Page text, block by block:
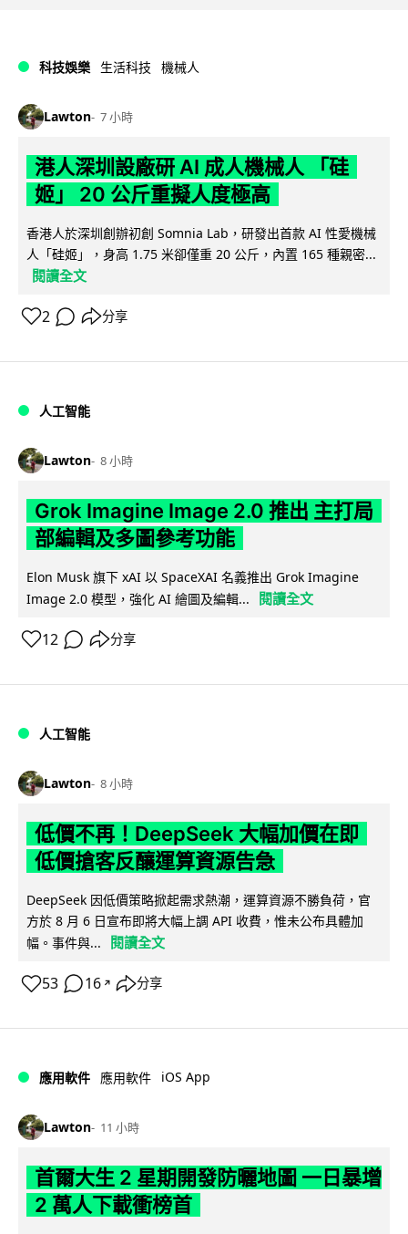
科技娛樂 生活科技 機械人
Lawton 7 小時
港人深圳設廠研 AI 成人機械人 「硅
姬」 20 公斤重擬人度極高
香港人於深圳創辦初創 Somnia Lab，研發出首款 AI 性愛機械
人「硅姬」，身高 1.75 米卻僅重 20 公斤，內置 165 種親密...
閱讀全文
2 分享
人工智能
Lawton 8 小時
Grok Imagine Image 2.0 推出 主打局
部編輯及多圖參考功能
Elon Musk 旗下 xAI 以 SpaceXAI 名義推出 Grok Imagine
Image 2.0 模型，強化 AI 繪圖及編輯...
閱讀全文
12 分享
人工智能
Lawton 8 小時
低價不再！DeepSeek 大幅加價在即
低價搶客反釀運算資源告急
DeepSeek 因低價策略掀起需求熱潮，運算資源不勝負荷，官
方於 8 月 6 日宣布即將大幅上調 API 收費，惟未公布具體加
幅。事件與...
閱讀全文
53 16 ↗ 分享
應用軟件 應用軟件 iOS App
Lawton 11 小時
首爾大生 2 星期開發防曬地圖 一日暴增
2 萬人下載衝榜首